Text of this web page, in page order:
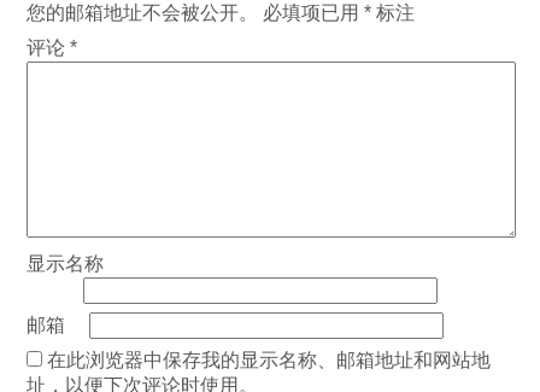
您的邮箱地址不会被公开。 必填项已用* 标注
评论*
显示名称
邮箱
在此浏览器中保存我的显示名称、邮箱地址和网站地
址，以便下次评论时使用。